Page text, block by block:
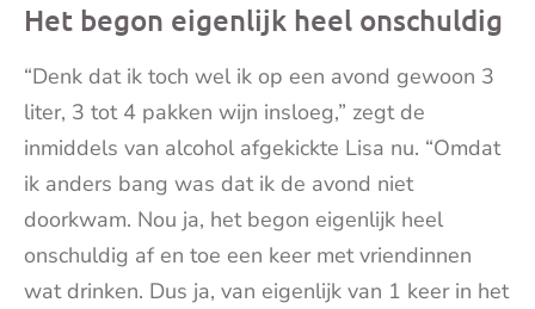
Het begon eigenlijk heel onschuldig
“Denk dat ik toch wel ik op een avond gewoon 3
liter, 3 tot 4 pakken wijn insloeg,” zegt de
inmiddels van alcohol afgekickte Lisa nu. “Omdat
ik anders bang was dat ik de avond niet
doorkwam. Nou ja, het begon eigenlijk heel
onschuldig af en toe een keer met vriendinnen
wat drinken. Dus ja, van eigenlijk van 1 keer in het